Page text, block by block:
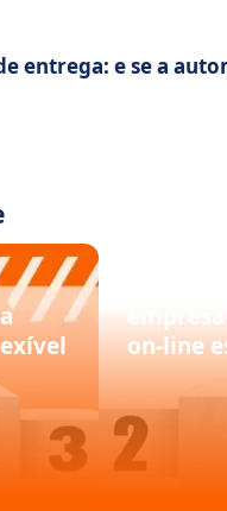
entrega: e se a
on-line